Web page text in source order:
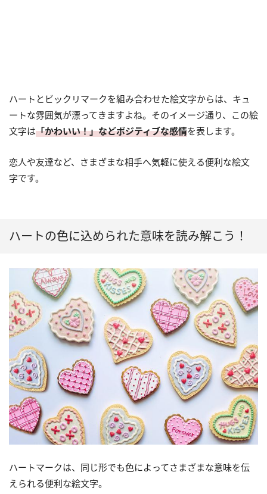
ハートとビックリマークを組み合わせた絵文字からは、キュ
ートな雰囲気が漂ってきますよね。そのイメージ通り、この絵
文字は「かわいい！」などポジティブな感情を表します。
恋人や友達など、さまざまな相手へ気軽に使える便利な絵文
字です。
ハートの色に込められた意味を読み解こう！
ハートマークは、同じ形でも色によってさまざまな意味を伝
えられる便利な絵文字。